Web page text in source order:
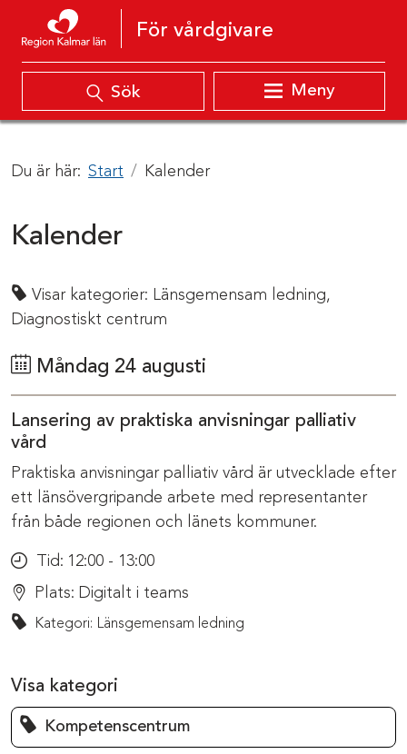
Hoppa till innehåll
För vårdgivare
Sök Meny
Du är här: Start Kalender
Kalender
Visar kategorier: Länsgemensam ledning,
Diagnostiskt centrum
Måndag 24 augusti
Lansering av praktiska anvisningar palliativ
vård
Praktiska anvisningar palliativ vård är utvecklade efter
ett länsövergripande arbete med representanter
från både regionen och länets kommuner.
Tid: 12:00 - 13:00
Plats: Digitalt i teams
Kategori: Länsgemensam ledning
Visa kategori
Kompetenscentrum